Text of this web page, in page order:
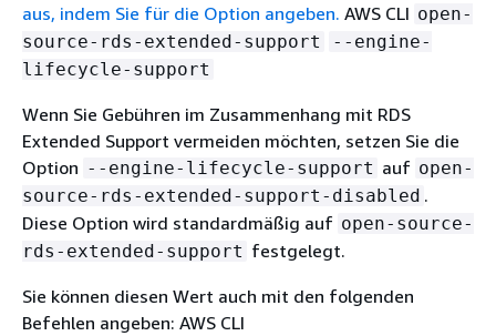
aus, indem Sie für die Option angeben. AWS CLI open-
source-rds-extended-support
--engine-
lifecycle-support
Wenn Sie Gebühren im Zusammenhang mit RDS
Extended Support vermeiden möchten, setzen Sie die
Option --engine-lifecycle-support auf open-
source-rds-extended-support-disabled .
Diese Option wird standardmäßig auf open-source-
rds-extended-support festgelegt.
Sie können diesen Wert auch mit den folgenden
Befehlen angeben: AWS CLI